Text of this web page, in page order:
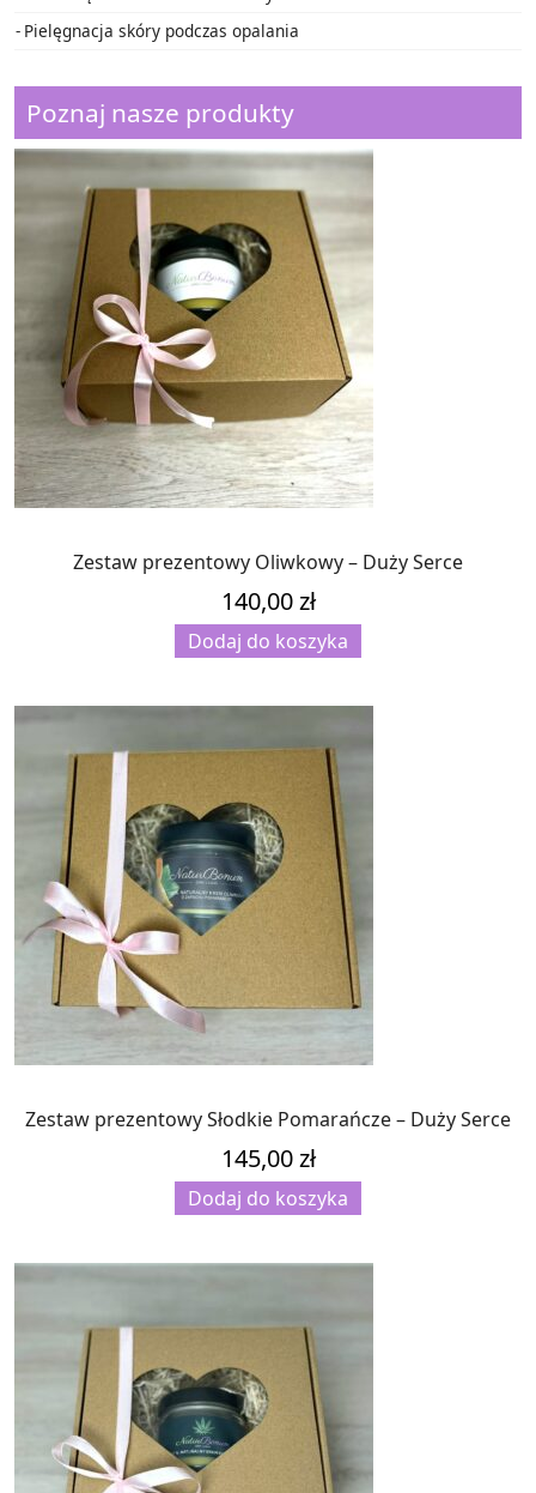
Pielęgnacja skóry podczas opalania
Poznaj nasze produkty
Zestaw prezentowy Oliwkowy – Duży Serce
140,00zł
Dodaj do koszyka
Zestaw prezentowy Słodkie Pomarańcze – Duży Serce
145,00zł
Dodaj do koszyka